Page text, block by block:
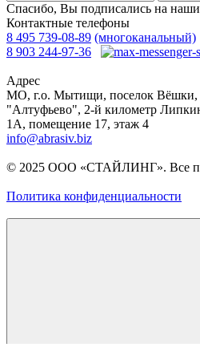
Спасибо, Вы подписались на
Контактные телефоны
8 495 739-08-89 (многоканальный)
8 903 244-97-36
Адрес
МО, г.о. Мытищи, поселок Вёшки,
"Алтуфьево", 2-й километр
1A, помещение 17, этаж 4
info@abrasiv.biz
© 2025 ООО «СТАЙЛИНГ». Все
Политика конфиденциальности